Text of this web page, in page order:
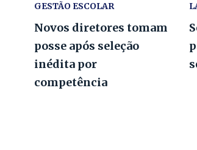
GESTÃO ESCOLAR
Novos diretores tomam
posse após seleção
inédita por
competência